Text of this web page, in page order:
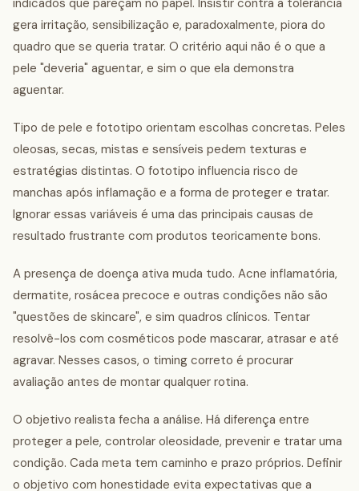
indicados que pareçam no papel. Insistir contra a tolerância
gera irritação, sensibilização e, paradoxalmente, piora do
quadro que se queria tratar. O critério aqui não é o que a
pele "deveria" aguentar, e sim o que ela demonstra
aguentar.
Tipo de pele e fototipo orientam escolhas concretas. Peles
oleosas, secas, mistas e sensíveis pedem texturas e
estratégias distintas. O fototipo influencia risco de
manchas após inflamação e a forma de proteger e tratar.
Ignorar essas variáveis é uma das principais causas de
resultado frustrante com produtos teoricamente bons.
A presença de doença ativa muda tudo. Acne inflamatória,
dermatite, rosácea precoce e outras condições não são
"questões de skincare", e sim quadros clínicos. Tentar
resolvê-los com cosméticos pode mascarar, atrasar e até
agravar. Nesses casos, o timing correto é procurar
avaliação antes de montar qualquer rotina.
O objetivo realista fecha a análise. Há diferença entre
proteger a pele, controlar oleosidade, prevenir e tratar uma
condição. Cada meta tem caminho e prazo próprios. Definir
o objetivo com honestidade evita expectativas que a